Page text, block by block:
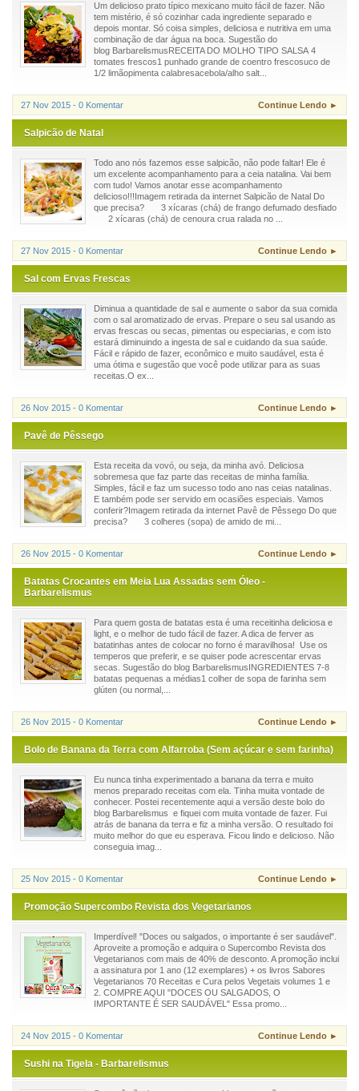
Um delicioso prato típico mexicano muito fácil de fazer. Não
tem mistério, é só cozinhar cada ingrediente separado e
depois montar. Só coisa simples, deliciosa e nutritiva em uma
combinação de dar água na boca. Sugestão do
blog BarbarelismusRECEITA DO MOLHO TIPO SALSA 4
tomates frescos1 punhado grande de coentro frescosuco de
1/2 limãopimenta calabresacebola/alho salt...
27 Nov 2015 - 0 Komentar Continue Lendo ►
Salpicão de Natal
Todo ano nós fazemos esse salpicão, não pode faltar! Ele é
um excelente acompanhamento para a ceia natalina. Vai bem
com tudo! Vamos anotar esse acompanhamento
delicioso!!!Imagem retirada da internet Salpicão de Natal Do
que precisa? 3 xícaras (chá) de frango defumado desfiado
2 xícaras (chá) de cenoura crua ralada no ...
27 Nov 2015 - 0 Komentar Continue Lendo ►
Sal com Ervas Frescas
Diminua a quantidade de sal e aumente o sabor da sua comida
com o sal aromatizado de ervas. Prepare o seu sal usando as
ervas frescas ou secas, pimentas ou especiarias, e com isto
estará diminuindo a ingesta de sal e cuidando da sua saúde.
Fácil e rápido de fazer, econômico e muito saudável, esta é
uma ótima e sugestão que você pode utilizar para as suas
receitas.O ex...
26 Nov 2015 - 0 Komentar Continue Lendo ►
Pavê de Pêssego
Esta receita da vovó, ou seja, da minha avó. Deliciosa
sobremesa que faz parte das receitas de minha família.
Simples, fácil e faz um sucesso todo ano nas ceias natalinas.
E também pode ser servido em ocasiões especiais. Vamos
conferir?Imagem retirada da internet Pavê de Pêssego Do que
precisa? 3 colheres (sopa) de amido de mi...
26 Nov 2015 - 0 Komentar Continue Lendo ►
Batatas Crocantes em Meia Lua Assadas sem Óleo -
Barbarelismus
Para quem gosta de batatas esta é uma receitinha deliciosa e
light, e o melhor de tudo fácil de fazer. A dica de ferver as
batatinhas antes de colocar no forno é maravilhosa! Use os
temperos que preferir, e se quiser pode acrescentar ervas
secas. Sugestão do blog BarbarelismusINGREDIENTES 7-8
batatas pequenas a médias1 colher de sopa de farinha sem
glúten (ou normal,...
26 Nov 2015 - 0 Komentar Continue Lendo ►
Bolo de Banana da Terra com Alfarroba (Sem açúcar e sem farinha)
Eu nunca tinha experimentado a banana da terra e muito
menos preparado receitas com ela. Tinha muita vontade de
conhecer. Postei recentemente aqui a versão deste bolo do
blog Barbarelismus e fiquei com muita vontade de fazer. Fui
atrás de banana da terra e fiz a minha versão. O resultado foi
muito melhor do que eu esperava. Ficou lindo e delicioso. Não
conseguia imag...
25 Nov 2015 - 0 Komentar Continue Lendo ►
Promoção Supercombo Revista dos Vegetarianos
Imperdível! "Doces ou salgados, o importante é ser saudável".
Aproveite a promoção e adquira o Supercombo Revista dos
Vegetarianos com mais de 40% de desconto. A promoção inclui
a assinatura por 1 ano (12 exemplares) + os livros Sabores
Vegetarianos 70 Receitas e Cura pelos Vegetais volumes 1 e
2. COMPRE AQUI "DOCES OU SALGADOS, O
IMPORTANTE É SER SAUDÁVEL" Essa promo...
24 Nov 2015 - 0 Komentar Continue Lendo ►
Sushi na Tigela - Barbarelismus